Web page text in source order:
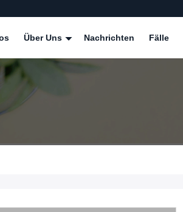
Über Uns Nachrichten Fälle